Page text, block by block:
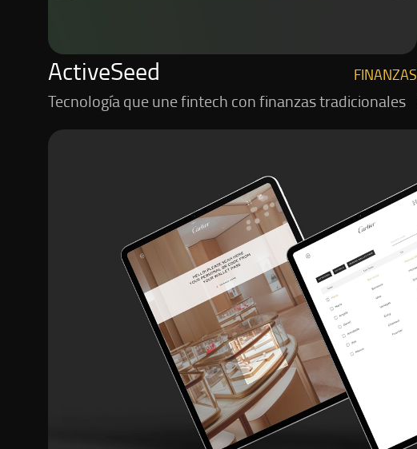
ActiveSeed FINANZAS
Tecnología que une fintech con finanzas tradicionales